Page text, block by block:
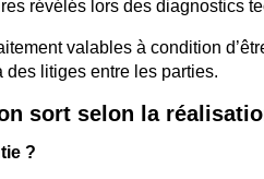
révélés lors des diagnostics
valables à condition
litiges entre les parties.
sort selon la
?